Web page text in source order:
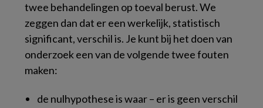
twee behandelingen op toeval berust. We
zeggen dan dat er een werkelijk, statistisch
significant, verschil is. Je kunt bij het doen van
onderzoek een van de volgende twee fouten
maken:
de nulhypothese is waar – er is geen verschil